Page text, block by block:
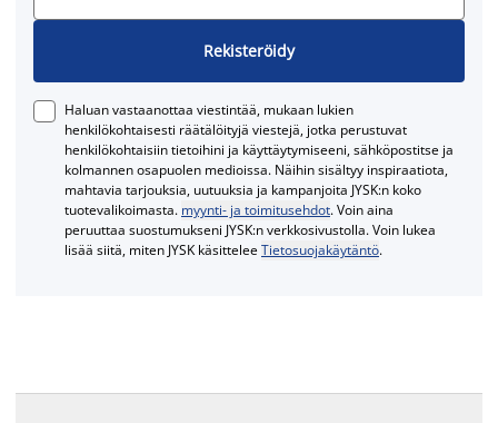
Rekisteröidy
Haluan vastaanottaa viestintää, mukaan lukien
henkilökohtaisesti räätälöityjä viestejä, jotka perustuvat
henkilökohtaisiin tietoihini ja käyttäytymiseeni, sähköpostitse ja
kolmannen osapuolen medioissa. Näihin sisältyy inspiraatiota,
mahtavia tarjouksia, uutuuksia ja kampanjoita JYSK:n koko
tuotevalikoimasta. myynti- ja toimitusehdot. Voin aina
peruuttaa suostumukseni JYSK:n verkkosivustolla. Voin lukea
lisää siitä, miten JYSK käsitteleeTietosuojakäytäntö.